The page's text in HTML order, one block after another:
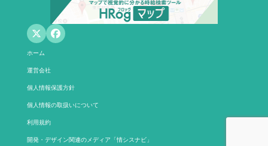
ホーム
運営会社
個人情報保護方針
個人情報の取扱いについて
利用規約
開発・デザイン関連のメディア「情シスナビ」